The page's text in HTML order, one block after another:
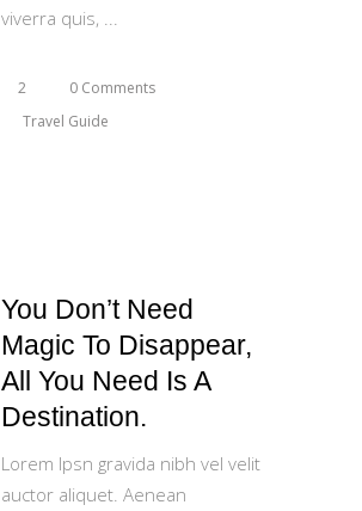
viverra quis,
2
0 Comments
Travel Guide
You Don’t Need
Magic To Disappear,
All You Need Is A
Destination.
Lorem Ipsn gravida nibh vel velit
auctor aliquet. Aenean